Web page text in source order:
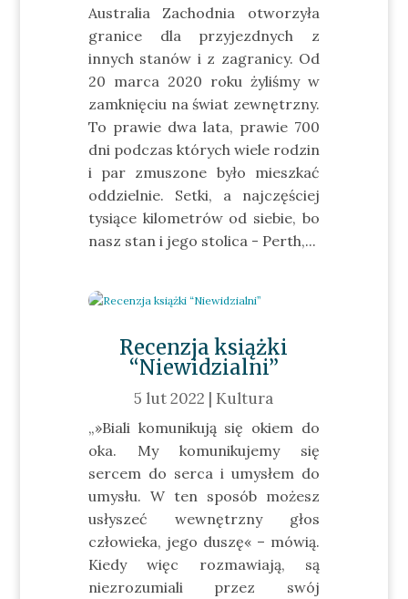
Australia Zachodnia otworzyła
granice dla przyjezdnych z
innych stanów i z zagranicy. Od
20 marca 2020 roku żyliśmy w
zamknięciu na świat zewnętrzny.
To prawie dwa lata, prawie 700
dni podczas których wiele rodzin
i par zmuszone było mieszkać
oddzielnie. Setki, a najczęściej
tysiące kilometrów od siebie, bo
nasz stan i jego stolica - Perth,...
Recenzja książki
“Niewidzialni”
5 lut 2022 | Kultura
„»Biali komunikują się okiem do
oka. My komunikujemy się
sercem do serca i umysłem do
umysłu. W ten sposób możesz
usłyszeć wewnętrzny głos
człowieka, jego duszę« – mówią.
Kiedy więc rozmawiają, są
niezrozumiali przez swój